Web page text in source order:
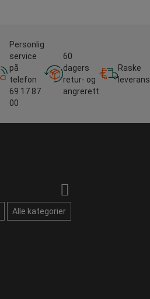
Personlig
service
på
telefon
69 17 87
00
60
dagers
retur- og
angrerett
Raske
Alle kategorier